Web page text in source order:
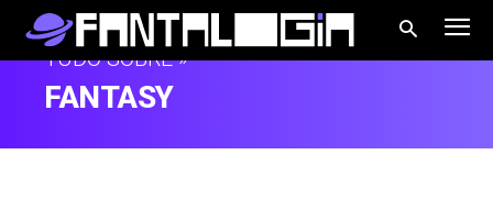
TUDO SOBRE »
FANTASY